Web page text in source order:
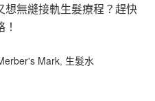
無縫接軌生髮療程？趕快
Mark, 生髮水